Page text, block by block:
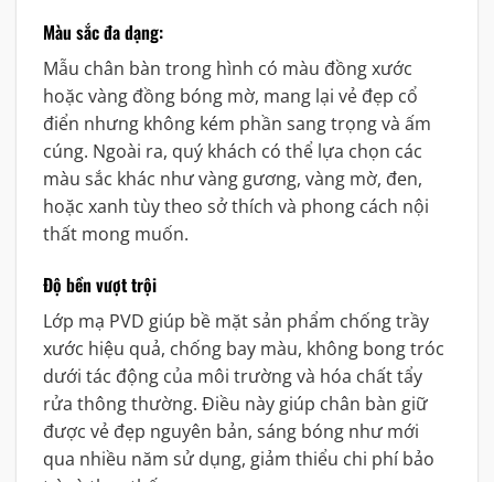
Màu sắc đa dạng:
Mẫu chân bàn trong hình có màu đồng xước
hoặc vàng đồng bóng mờ, mang lại vẻ đẹp cổ
điển nhưng không kém phần sang trọng và ấm
cúng. Ngoài ra, quý khách có thể lựa chọn các
màu sắc khác như vàng gương, vàng mờ, đen,
hoặc xanh tùy theo sở thích và phong cách nội
thất mong muốn.
Độ bền vượt trội
Lớp mạ PVD giúp bề mặt sản phẩm chống trầy
xước hiệu quả, chống bay màu, không bong tróc
dưới tác động của môi trường và hóa chất tẩy
rửa thông thường. Điều này giúp chân bàn giữ
được vẻ đẹp nguyên bản, sáng bóng như mới
qua nhiều năm sử dụng, giảm thiểu chi phí bảo